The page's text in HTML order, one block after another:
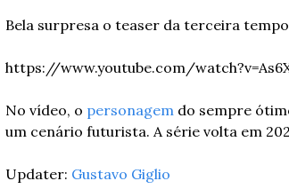
Bela surpresa o teaser da terceira
https://www.youtube.com/
No vídeo, o personagem do sempre
um cenário futurista. A série volta em
Updater: Gustavo Giglio